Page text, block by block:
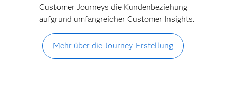
Customer Journeys die Kundenbeziehung
aufgrund umfangreicher Customer Insights.
Mehr über die Journey-Erstellung